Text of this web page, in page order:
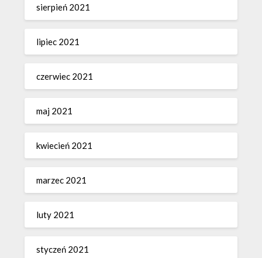
sierpień 2021
lipiec 2021
czerwiec 2021
maj 2021
kwiecień 2021
marzec 2021
luty 2021
styczeń 2021